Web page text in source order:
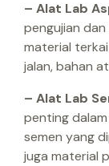
– Alat Lab
pengujian
material
jalan, bahan
– Alat Lab
penting
semen yang
juga material